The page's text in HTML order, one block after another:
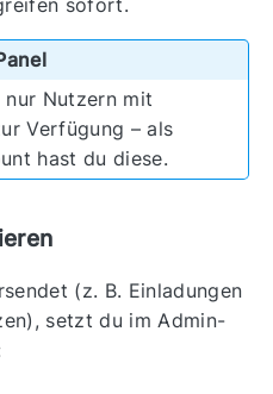
nur Nutzern mit
Verfügung – als
hast du diese.
(z. B. Einladungen
setzt du im Admin-